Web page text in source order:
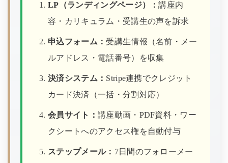
LP（ランディングページ）：講座内
容・カリキュラム・受講生の声を訴求
申込フォーム： 受講生情報（名前・メー
ルアドレス・電話番号）を収集
決済システム： Stripe連携でクレジット
カード決済（一括・分割対応）
会員サイト： 講座動画・PDF資料・ワー
クシートへのアクセス権を自動付与
ステップメール： 7日間のフォローメー